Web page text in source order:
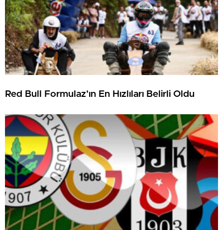
Red Bull Formulaz’ın En Hızlıları Belirli Oldu